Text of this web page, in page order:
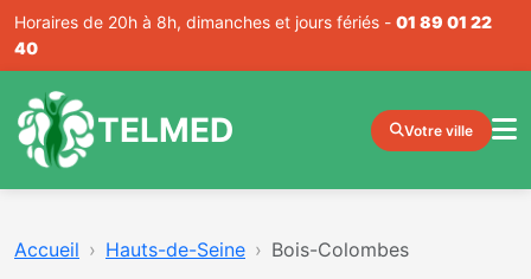
Horaires de 20h à 8h, dimanches et jours fériés - 01 89 01 22
40
TELMED Votre ville
Accueil Hauts-de-Seine Bois-Colombes